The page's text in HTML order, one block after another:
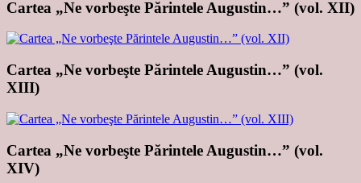
Cartea „Ne vorbeşte Părintele Augustin…” (vol. XII)
Cartea „Ne vorbeşte Părintele Augustin…” (vol.
XIII)
Cartea „Ne vorbeşte Părintele Augustin…” (vol.
XIV)